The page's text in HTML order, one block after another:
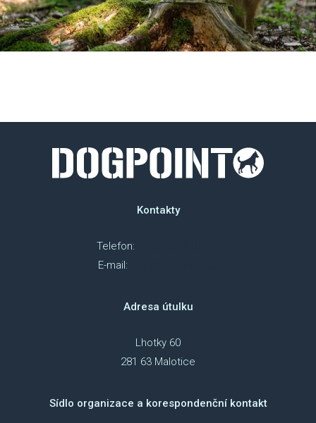
Kontakty
Telefon:
E-mail:
Adresa útulku
Lhotky 60
281 63 Malotice
Sídlo organizace a korespondenční kontakt